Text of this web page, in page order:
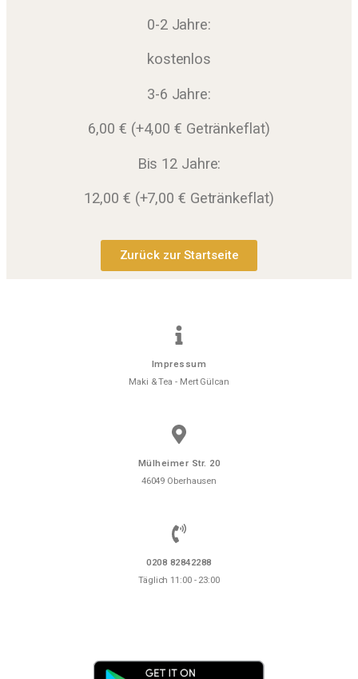
0-2 Jahre:
kostenlos
3-6 Jahre:
6,00 € (+4,00 € Getränkeflat)
Bis 12 Jahre:
12,00 € (+7,00 € Getränkeflat)
Zurück zur Startseite
Impressum
Maki & Tea - Mert Gülcan
Mülheimer Str. 20
46049 Oberhausen
0208 82842288
Täglich 11:00 - 23:00